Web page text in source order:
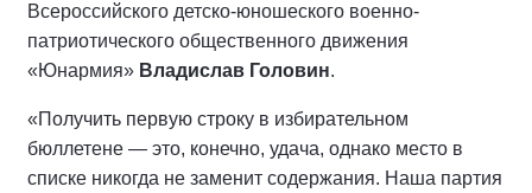
Всероссийского детско-юношеского военно-
патриотического общественного движения
«Юнармия» Владислав Головин.
«Получить первую строку в избирательном
бюллетене — это, конечно, удача, однако место в
списке никогда не заменит содержания. Наша партия